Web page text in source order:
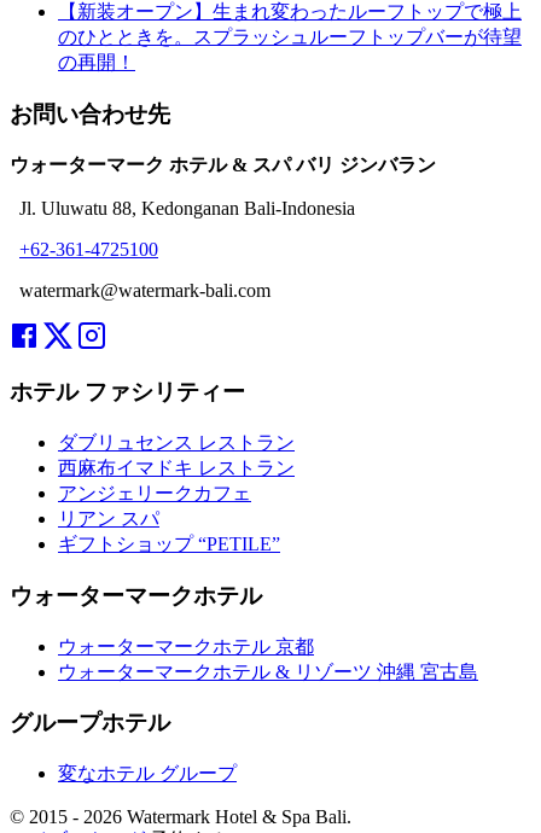
【新装オープン】生まれ変わったルーフトップで極上
のひとときを。スプラッシュルーフトップバーが待望
の再開！
お問い合わせ先
ウォーターマーク ホテル & スパ バリ ジンバラン
Jl. Uluwatu 88, Kedonganan Bali-Indonesia
+62-361-4725100
watermark@watermark-bali.com
ホテル ファシリティー
ダブリュセンス レストラン
西麻布イマドキ レストラン
アンジェリークカフェ
リアン スパ
ギフトショップ “PETILE”
ウォーターマークホテル
ウォーターマークホテル 京都
ウォーターマークホテル & リゾーツ 沖縄 宮古島
グループホテル
変なホテル グループ
© 2015 - 2026 Watermark Hotel & Spa Bali.